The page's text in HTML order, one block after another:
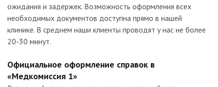
ожидания и задержек. Возможность оформления всех
необходимых документов доступна прямо в нашей
клинике. В среднем наши клиенты проводят у нас не более
20-30 минут.
Официальное оформление справок в
«Медкомиссия 1»